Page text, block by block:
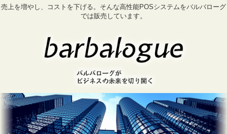
売上を増やし、コストを下げる。そんな高性能POSシステムをバルバローグ
では販売しています。